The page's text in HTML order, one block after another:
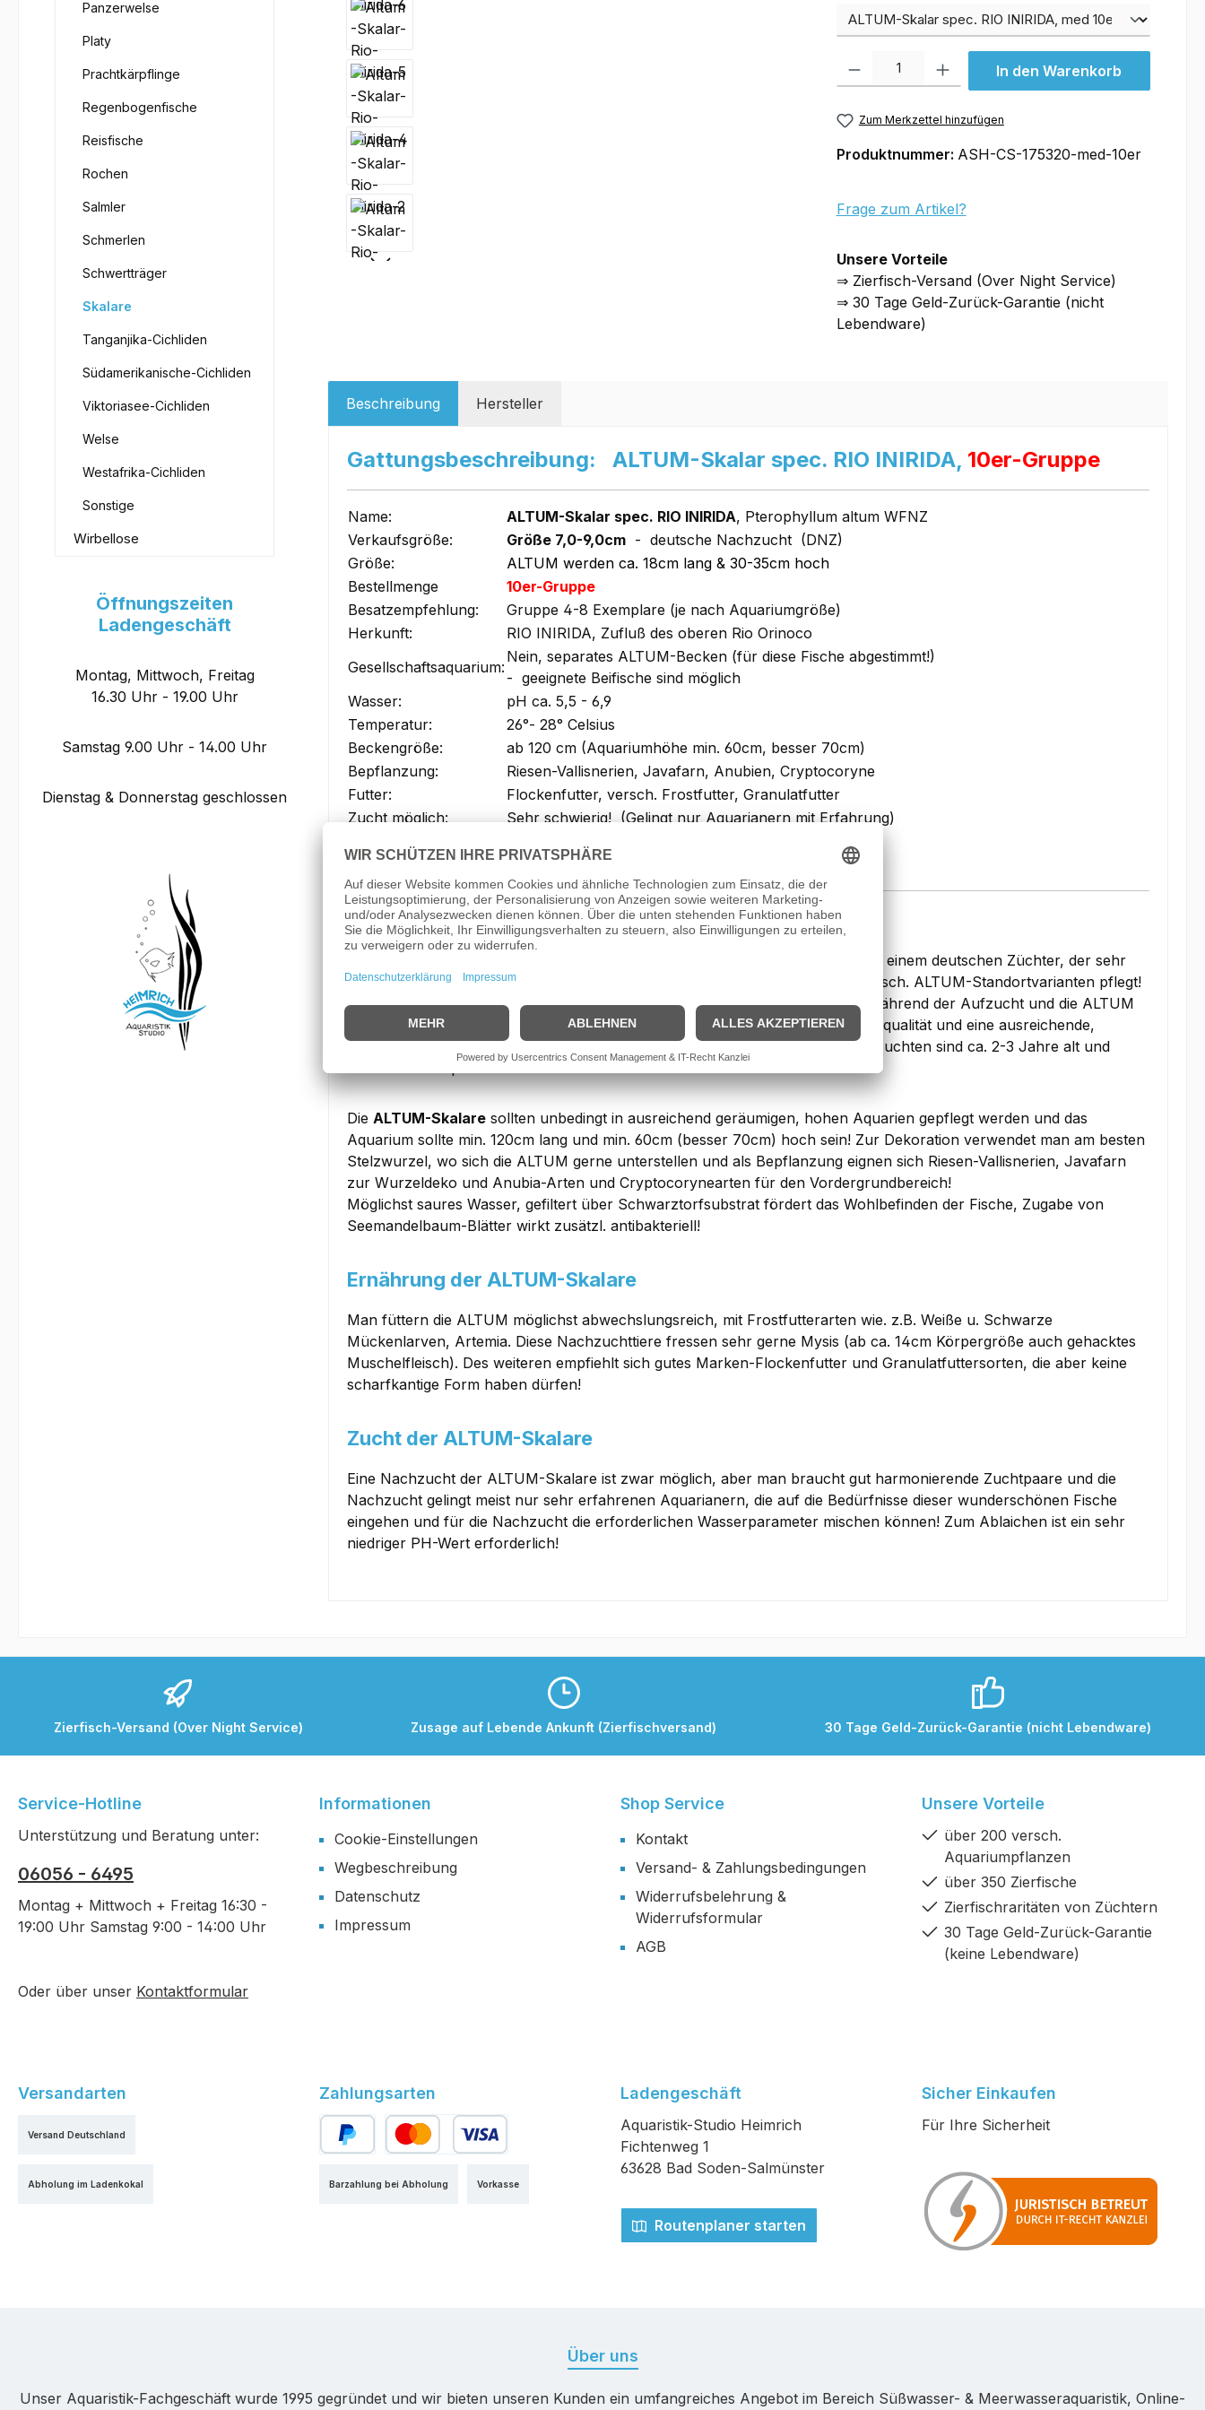
Panzerwelse
Platy
Prachtkärpflinge
Regenbogenfische
Reisfische
Rochen
Salmler
Schmerlen
Schwertträger
Skalare
Tanganjika-Cichliden
Südamerikanische-Cichliden
Viktoriasee-Cichliden
Welse
Westafrika-Cichliden
Sonstige
Wirbellose
Öffnungszeiten
Ladengeschäft
Montag, Mittwoch, Freitag
16.30 Uhr - 19.00 Uhr
Samstag 9.00 Uhr - 14.00 Uhr
Dienstag & Donnerstag geschlossen
Varianten
In den Warenkorb
Zum Merkzettel hinzufügen
Produktnummer: ASH-CS-175320-med-10er
Frage zum Artikel?
Unsere Vorteile
⇒ Zierfisch-Versand (Over Night Service)
⇒ 30 Tage Geld-Zurück-Garantie (nicht
Lebendware)
Beschreibung Hersteller
Gattungsbeschreibung: ALTUM-Skalar spec. RIO INIRIDA, 10er-Gruppe
Name: ALTUM-Skalar spec. RIO INIRIDA, Pterophyllum altum WFNZ
Verkaufsgröße:
Größe 7,0-9,0cm - deutsche Nachzucht (DNZ)
Größe:
ALTUM werden ca. 18cm lang & 30-35cm hoch
Bestellmenge
10er-Gruppe
Besatzempfehlung:
Gruppe 4-8 Exemplare (je nach Aquariumgröße)
Herkunft:
RIO INIRIDA, Zufluß des oberen Rio Orinoco
Gesellschaftsaquarium:
Nein, separates ALTUM-Becken (für diese Fische abgestimmt!)
- geeignete Beifische sind möglich
Wasser:
pH ca. 5,5 - 6,9
Temperatur:
26°- 28° Celsius
Beckengröße:
ab 120 cm (Aquariumhöhe min. 60cm, besser 70cm)
Bepflanzung:
Riesen-Vallisnerien, Javafarn, Anubien, Cryptocoryne
Futter:
Flockenfutter, versch. Frostfutter, Granulatfutter
Zucht möglich:
Sehr schwierig! (Gelingt nur Aquarianern mit Erfahrung)
Wasserhärte:
3° - 15°dGH, 2° - 4° dKH
Bemerkung: ALTUM-Skalar spec. Rio Inirida
(WFNZ) stammen von einem deutschen Züchter, der sehr
viel Erfahrung in der Zucht von Altum-Skalaren aufweisen kann und auch versch. ALTUM-Standortvarianten pflegt!
Seine Nachzuchttiere zeigen eine schöne, gleichmäßige Größenentwicklung während der Aufzucht und die ALTUM
entwickeln sich nur Größengleich, wenn für eine gleichbleibende hohe Wasserqualität und eine ausreichende,
abwechslungsreiche Enährung gewährleistet wird! Die Elterntiere dieser Nachzuchten sind ca. 2-3 Jahre alt und
haben eine Körperhöhe von ca. 30cm!
Die ALTUM-Skalare sollten unbedingt in ausreichend geräumigen, hohen Aquarien gepflegt werden und das
Aquarium sollte min. 120cm lang und min. 60cm (besser 70cm) hoch sein! Zur Dekoration verwendet man am besten
Stelzwurzel, wo sich die ALTUM gerne unterstellen und als Bepflanzung eignen sich Riesen-Vallisnerien, Javafarn
zur Wurzeldeko und Anubia-Arten und Cryptocorynearten für den Vordergrundbereich!
Möglichst saures Wasser, gefiltert über Schwarztorfsubstrat fördert das Wohlbefinden der Fische, Zugabe von
Seemandelbaum-Blätter wirkt zusätzl. antibakteriell!
Ernährung der ALTUM-Skalare
Man füttern die ALTUM möglichst abwechslungsreich, mit Frostfutterarten wie. z.B. Weiße u. Schwarze
Mückenlarven, Artemia. Diese Nachzuchttiere fressen sehr gerne Mysis (ab ca. 14cm Körpergröße auch gehacktes
Muschelfleisch). Des weiteren empfiehlt sich gutes Marken-Flockenfutter und Granulatfuttersorten, die aber keine
scharfkantige Form haben dürfen!
Zucht der ALTUM-Skalare
Eine Nachzucht der ALTUM-Skalare ist zwar möglich, aber man braucht gut harmonierende Zuchtpaare und die
Nachzucht gelingt meist nur sehr erfahrenen Aquarianern, die auf die Bedürfnisse dieser wunderschönen Fische
eingehen und für die Nachzucht die erforderlichen Wasserparameter mischen können! Zum Ablaichen ist ein sehr
niedriger PH-Wert erforderlich!
Zierfisch-Versand (Over Night Service) Zusage auf Lebende Ankunft (Zierfischversand) 30 Tage Geld-Zurück-Garantie (nicht Lebendware)
Service-Hotline
Unterstützung und Beratung unter:
06056 - 6495
Montag + Mittwoch + Freitag 16:30 -
19:00 Uhr Samstag 9:00 - 14:00 Uhr
Oder über unser Kontaktformular
Informationen
Cookie-Einstellungen
Wegbeschreibung
Datenschutz
Impressum
Shop Service
Kontakt
Versand- & Zahlungsbedingungen
Widerrufsbelehrung &
Widerrufsformular
AGB
Unsere Vorteile
über 200 versch.
Aquariumpflanzen
über 350 Zierfische
Zierfischraritäten von Züchtern
30 Tage Geld-Zurück-Garantie
(keine Lebendware)
Versandarten
Versand Deutschland
Abholung im Ladenkokal
Zahlungsarten
Vorkasse
Barzahlung bei Abholung
Ladengeschäft
Aquaristik-Studio Heimrich
Fichtenweg 1
63628 Bad Soden-Salmünster
Routenplaner starten
Sicher Einkaufen
Für Ihre Sicherheit
Über uns
Unser Aquaristik-Fachgeschäft wurde 1995 gegründet und wir bieten unseren Kunden ein umfangreiches Angebot im Bereich Süßwasser- & Meerwasseraquaristik, Online-